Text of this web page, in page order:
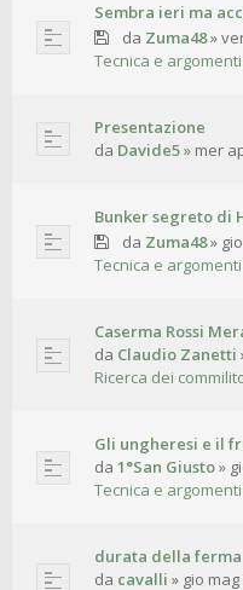
Sembra ieri ma
da Zuma48»
Tecnica e
Presentazione
da Davide5» mer
Bunker segreto di
da Zuma48»
Tecnica e
Caserma Rossi
da Claudio Zanetti
Ricerca dei
Gli ungheresi e il
da 1°San Giusto»
Tecnica e
durata della ferma
da cavalli » gio mag